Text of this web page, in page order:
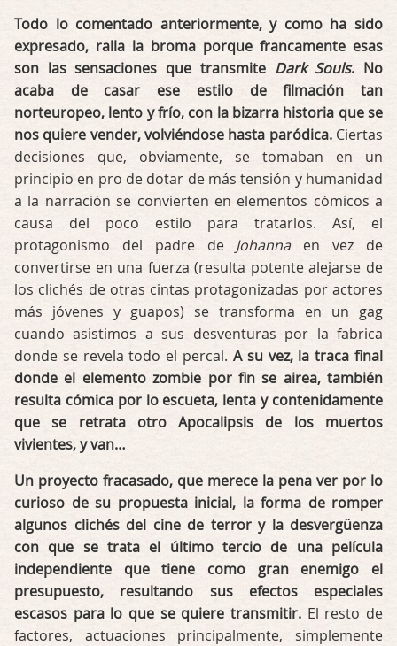
Todo lo comentado anteriormente, y como ha sido
expresado, ralla la broma porque francamente esas
son las sensaciones que transmite Dark Souls. No
acaba de casar ese estilo de filmación tan
norteuropeo, lento y frío, con la bizarra historia que se
nos quiere vender, volviéndose hasta paródica.Ciertas
decisiones que, obviamente, se tomaban en un
principio en pro de dotar de más tensión y humanidad
a la narración se convierten en elementos cómicos a
causa del poco estilo para tratarlos. Así, el
protagonismo del padre de Johannaen vez de
convertirse en una fuerza (resulta potente alejarse de
los clichés de otras cintas protagonizadas por actores
más jóvenes y guapos) se transforma en un gag
cuando asistimos a sus desventuras por la fabrica
donde se revela todo el percal. A su vez, la traca final
donde el elemento zombie por fin se airea, también
resulta cómica por lo escueta, lenta y contenidamente
que se retrata otro Apocalipsis de los muertos
vivientes, y van…
Un proyecto fracasado, que merece la pena ver por lo
curioso de su propuesta inicial, la forma de romper
algunos clichés del cine de terror y la desvergüenza
con que se trata el último tercio de una película
independiente que tiene como gran enemigo el
presupuesto, resultando sus efectos especiales
escasos para lo que se quiere transmitir. El resto de
factores, actuaciones principalmente, simplemente